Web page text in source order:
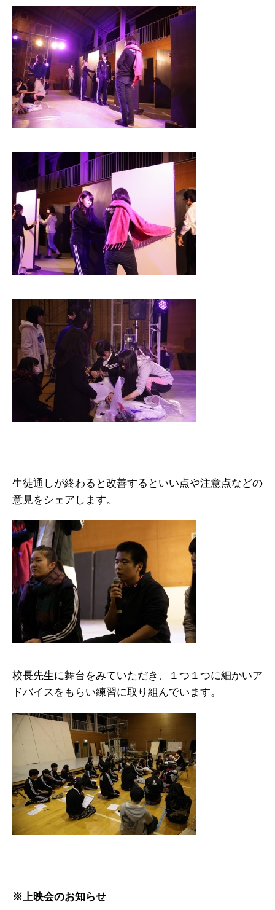
生徒通しが終わると改善するといい点や注意点などの
意見をシェアします。
校長先生に舞台をみていただき、１つ１つに細かいア
ドバイスをもらい練習に取り組んでいます。
※上映会のお知らせ